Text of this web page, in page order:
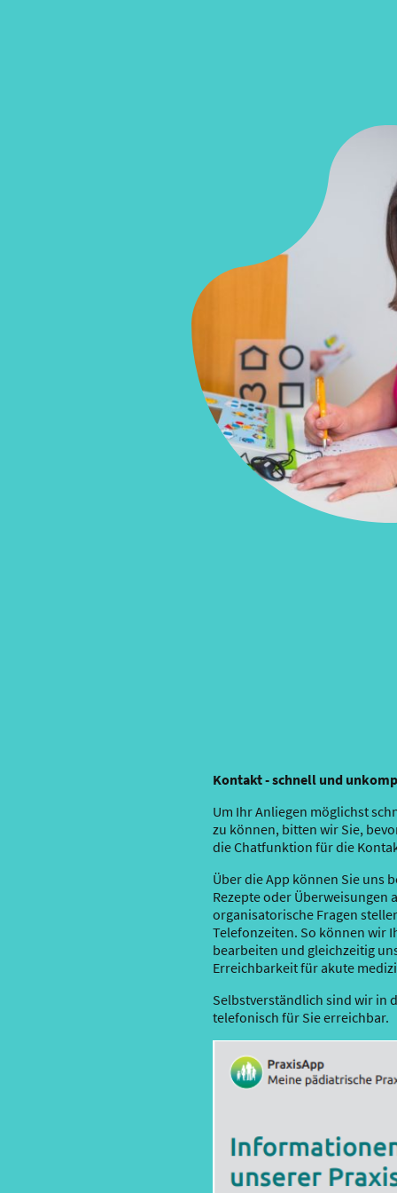
Kontakt - schnell und
Um Ihr Anliegen möglichst
zu können, bitten wir Sie,
die Chatfunktion für die
Über die App können Sie uns
Rezepte oder Überweisungen
organisatorische Fragen
Telefonzeiten. So können wir
bearbeiten und gleichzeitig
Erreichbarkeit für akute
Selbstverständlich sind wir in
telefonisch für Sie erreichbar.